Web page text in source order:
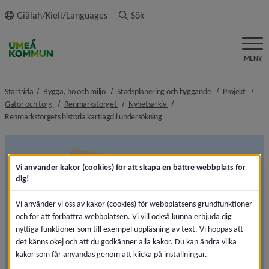
innehållet
Giälah/Kieli/Languages Sök
MENY
Startsida Bygga, bo och miljö nivå i brödsmulenavigeringen
Stadsplanering och byggande nivå i
Projekt
nivå
Gator och torg nivå i brödsmulenavigeringen
Renmarkstorget nivå i brödsmulenavigeringen
Nyhetsarkiv nivå i brödsmulenavigeringen
Renmarkstorgets historia kartlagd i undersökningnivå i brödsmulenavigeringen
Vi använder kakor (cookies) för att skapa en bättre webbplats för
dig!
Vi använder vi oss av kakor (cookies) för webbplatsens grundfunktioner
och för att förbättra webbplatsen. Vi vill också kunna erbjuda dig
nyttiga funktioner som till exempel uppläsning av text. Vi hoppas att
det känns okej och att du godkänner alla kakor. Du kan ändra vilka
kakor som får användas genom att klicka på inställningar.